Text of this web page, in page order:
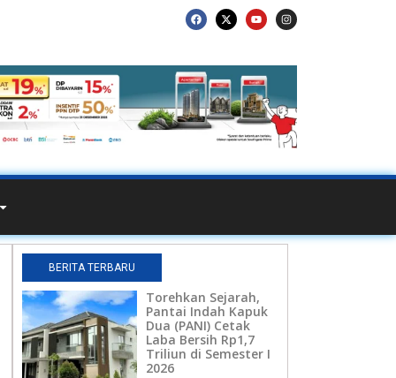
BERITA TERBARU
Torehkan Sejarah,
Pantai Indah Kapuk
Dua (PANI) Cetak
Laba Bersih Rp1,7
Triliun di Semester I
2026